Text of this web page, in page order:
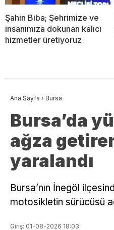
Şahin Biba; Şehrimize ve
insanımıza dokunan kalıcı
hizmetler üretiyoruz
Ana Sayfa › Bursa
Bursa’da
ağza
yaralandı
Bursa’nın İnegöl
motosikletin sürücüsü
Giriş: 01-08-2026 18:03